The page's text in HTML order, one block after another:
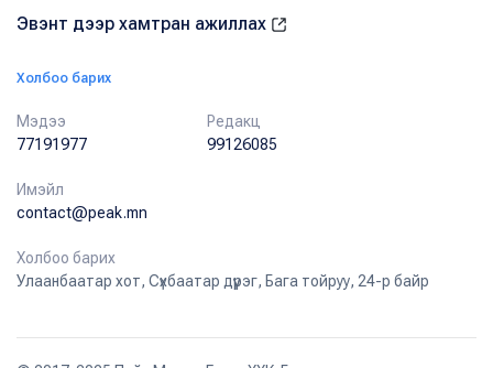
Эвэнт дээр хамтран ажиллах
Холбоо барих
Мэдээ
77191977
Редакц
99126085
Имэйл
contact@peak.mn
Холбоо барих
Улаанбаатар хот, Сүхбаатар дүүрэг, Бага тойруу, 24-р байр